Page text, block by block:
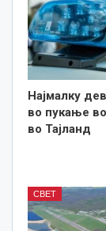
Најмалку
во пукање
во Тајланд
СВЕТ